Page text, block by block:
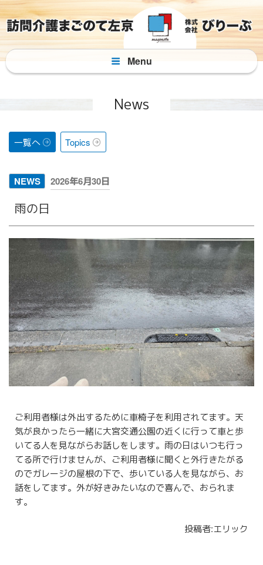
コ
ン
テ
ン
ツ
Menu
News
一覧へ Topics
NEWS
投
稿
2026年6月30日
雨の日
ご利用者様は外出するために車椅子を利用されてます。天
気が良かったら一緒に大宮交通公園の近くに行って車と歩
いてる人を見ながらお話しをします。雨の日はいつも行っ
てる所で行けませんが、ご利用者様に聞くと外行きたがる
のでガレージの屋根の下で、歩いている人を見ながら、お
話をしてます。外が好きみたいなので喜んで、おられま
す。
投稿者:エリック